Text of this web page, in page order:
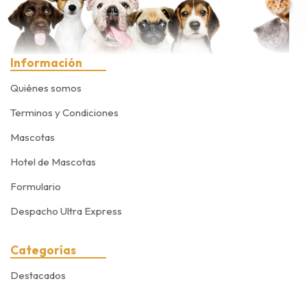
Información
Quiénes somos
Terminos y Condiciones
Mascotas
Hotel de Mascotas
Formulario
Despacho Ultra Express
Categorías
Destacados